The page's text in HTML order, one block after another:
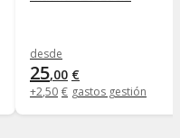
desde
25,00 €
+2,50 € gastos gestión